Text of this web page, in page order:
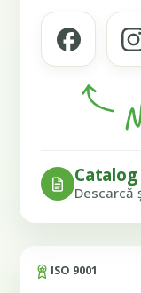
Descarcă
ISO 9001